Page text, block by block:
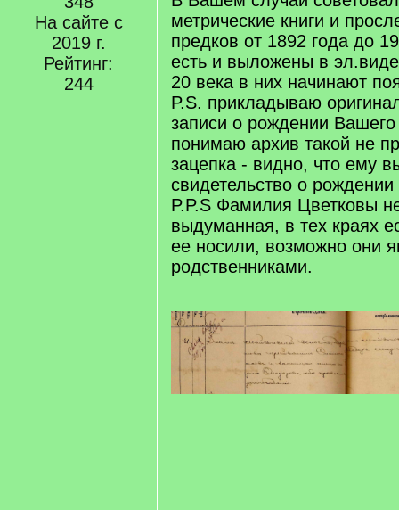
На сайте с
2019 г.
Рейтинг:
244
метрические книги и
предков от 1892 года до
есть и выложены в
20 века в них начинают
P.S. прикладываю
записи о рождении Вашего
понимаю архив такой не
зацепка - видно, что ему
свидетельство о
P.P.S Фамилия Цветковы
выдуманная, в тех краях
ее носили, возможно они
родственниками.